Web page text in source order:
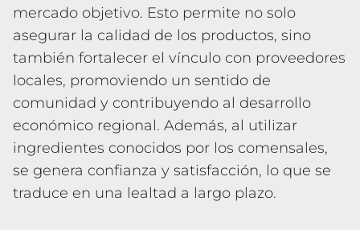
mercado objetivo. Esto permite no solo
asegurar la calidad de los productos, sino
también fortalecer el vínculo con proveedores
locales, promoviendo un sentido de
comunidad y contribuyendo al desarrollo
económico regional. Además, al utilizar
ingredientes conocidos por los comensales,
se genera confianza y satisfacción, lo que se
traduce en una lealtad a largo plazo.